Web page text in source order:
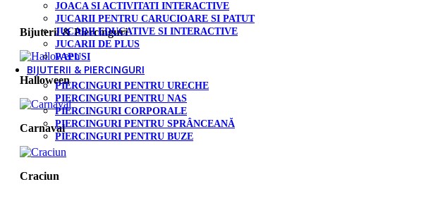
JOACA SI ACTIVITATI INTERACTIVE
JUCARII PENTRU CARUCIOARE SI PATUT
JUCARII EDUCATIVE SI INTERACTIVE
JUCARII DE PLUS
PAPUSI
BIJUTERII & PIERCINGURI
PIERCINGURI PENTRU URECHE
PIERCINGURI PENTRU NAS
PIERCINGURI CORPORALE
PIERCINGURI PENTRU SPRÂNCEANĂ
PIERCINGURI PENTRU BUZE
Bijuterii & Piercinguri
Halloween
Carnaval
Craciun